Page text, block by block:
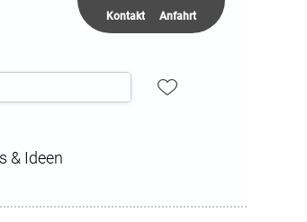
Kontakt Anfahrt
& Ideen